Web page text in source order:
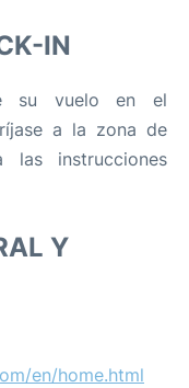
IN
su vuelo en el
a la zona de
instrucciones
Y
en/home.html